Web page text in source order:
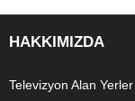
HAKKIMIZDA
Televizyon Alan